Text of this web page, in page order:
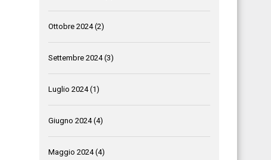
Ottobre 2024(2)
Settembre 2024(3)
Luglio 2024(1)
Giugno 2024(4)
Maggio 2024(4)